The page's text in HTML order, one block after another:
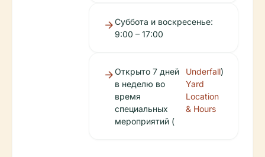
Суббота и воскресенье:
9:00 – 17:00
Открыто 7 дней
в неделю во
время
специальных
мероприятий (
Underfall
Yard
Location
& Hours
)